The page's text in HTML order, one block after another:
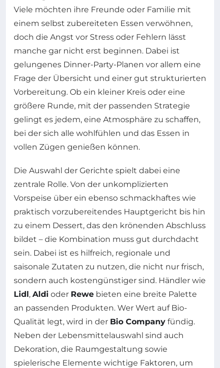
Viele möchten ihre Freunde oder Familie mit
einem selbst zubereiteten Essen verwöhnen,
doch die Angst vor Stress oder Fehlern lässt
manche gar nicht erst beginnen. Dabei ist
gelungenes Dinner-Party-Planen vor allem eine
Frage der Übersicht und einer gut strukturierten
Vorbereitung. Ob ein kleiner Kreis oder eine
größere Runde, mit der passenden Strategie
gelingt es jedem, eine Atmosphäre zu schaffen,
bei der sich alle wohlfühlen und das Essen in
vollen Zügen genießen können.
Die Auswahl der Gerichte spielt dabei eine
zentrale Rolle. Von der unkomplizierten
Vorspeise über ein ebenso schmackhaftes wie
praktisch vorzubereitendes Hauptgericht bis hin
zu einem Dessert, das den krönenden Abschluss
bildet – die Kombination muss gut durchdacht
sein. Dabei ist es hilfreich, regionale und
saisonale Zutaten zu nutzen, die nicht nur frisch,
sondern auch kostengünstiger sind. Händler wie
Lidl, Aldi oder Rewe bieten eine breite Palette
an passenden Produkten. Wer Wert auf Bio-
Qualität legt, wird in der Bio Company fündig.
Neben der Lebensmittelauswahl sind auch
Dekoration, die Raumgestaltung sowie
spielerische Elemente wichtige Faktoren, um